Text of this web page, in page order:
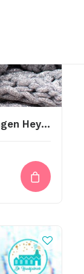
Little Label Met Diverse Sluitingen Hey Leukerd